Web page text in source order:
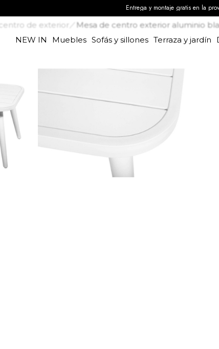
Entrega y montaje gratis en la
NEW IN Muebles Sofás y sillones Terraza y jardín
de exterior Mesa de centro exterior aluminio